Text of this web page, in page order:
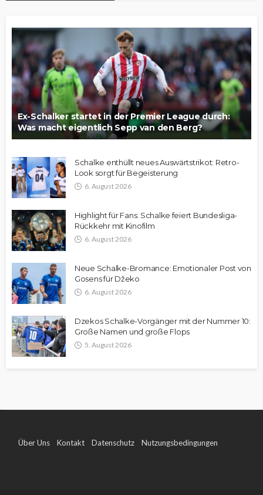
Ex-Schalker startet in der Premier League durch:
Was macht eigentlich Sepp van den Berg?
Schalke enthüllt neues Auswärtstrikot: Retro-
Look sorgt für Begeisterung
6. August 2026
Highlight für Fans: Schalke feiert Bundesliga-
Rückkehr mit Kinofilm
6. August 2026
Neue Schalke-Bromance: Emotionaler Post von
Gosens für Džeko
6. August 2026
Dzekos Schalke-Vorgänger mit der Nummer 10:
Große Namen und große Flops
5. August 2026
Über Uns Kontakt Datenschutz Nutzungsbedingungen